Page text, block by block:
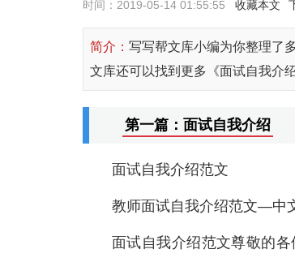
时间：2019-05-14 01:55:55 收藏本文
简介： 写写帮文库小编为你整理了
文库还可以找到更多《面试自我介绍
第一篇：面试自我介绍
面试自我介绍范文
教师面试自我介绍范文—中
面试自我介绍范文尊敬的